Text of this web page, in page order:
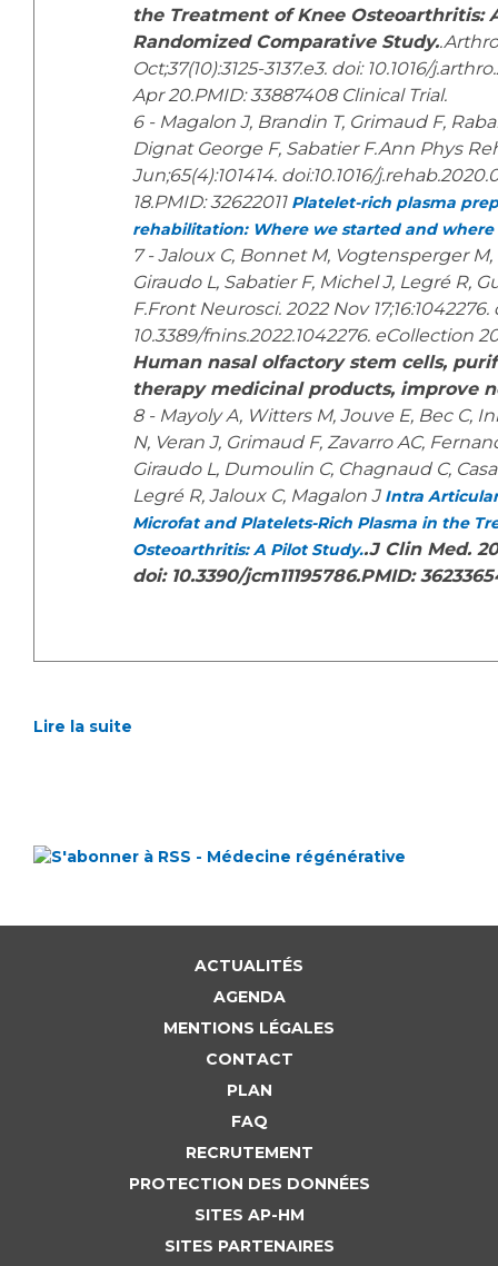
the Treatment of Knee Osteoarthritis:
Randomized Comparative Study.
Oct;37(10):3125-3137.e3. doi: 10.1016/
Apr 20.PMID: 33887408 Clinical Trial.
6 - Magalon J, Brandin T, Grimaud F,
Dignat George F, Sabatier F.Ann Phys
Jun;65(4):101414. doi:10.1016/
18.PMID: 32622011 Platelet-rich plasma
rehabilitation: Where we started and where
7 - Jaloux C, Bonnet M, Vogtensperger M,
Giraudo L, Sabatier F, Michel J, Legré R,
F.Front Neurosci. 2022 Nov 17;16:1042276.
10.3389/fnins.2022.1042276. eCollection
Human nasal olfactory stem cells,
therapy medicinal products, improve
8 - Mayoly A, Witters M, Jouve E, Bec C,
N, Veran J, Grimaud F, Zavarro AC,
Giraudo L, Dumoulin C, Chagnaud C,
Legré R, Jaloux C, Magalon J Intra
Microfat and Platelets-Rich Plasma in the
Osteoarthritis: A Pilot Study..J Clin Med.
doi: 10.3390/jcm11195786.PMID:
Lire la suite
ACTUALITÉS
AGENDA
MENTIONS LÉGALES
CONTACT
PLAN
FAQ
RECRUTEMENT
PROTECTION DES DONNÉES
SITES AP-HM
SITES PARTENAIRES